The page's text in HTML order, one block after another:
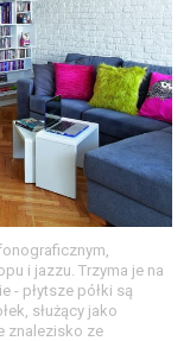
i jazzu. Trzyma je na
- płytsze półki są
służący jako
znalezisko ze